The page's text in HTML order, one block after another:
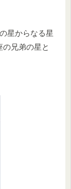
星からなる星
兄弟の星と